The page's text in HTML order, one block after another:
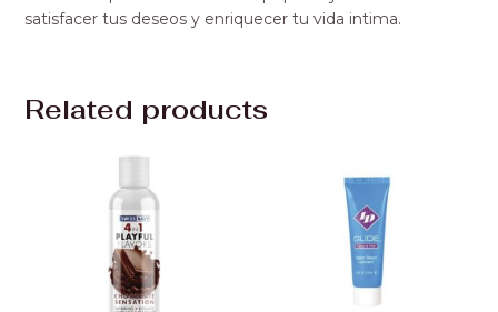
satisfacer tus deseos y enriquecer tu vida intima.
Related products